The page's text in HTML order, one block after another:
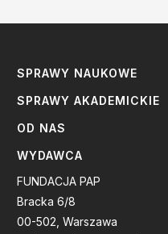
SPRAWY NAUKOWE
SPRAWY AKADEMICKIE
OD NAS
WYDAWCA
FUNDACJA PAP
Bracka 6/8
00-502, Warszawa